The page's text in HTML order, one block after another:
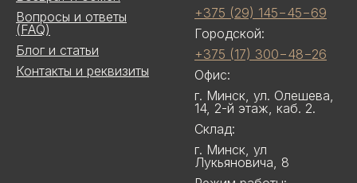
Вопросы и ответы
(FAQ)
Блог и статьи
Контакты и реквизиты
+375 (29) 145−45−69
Городской:
+375 (17) 300−48−26
Офис:
г. Минск, ул. Олешева,
14, 2-й этаж, каб. 2.
Склад:
г. Минск, ул
Лукьяновича, 8